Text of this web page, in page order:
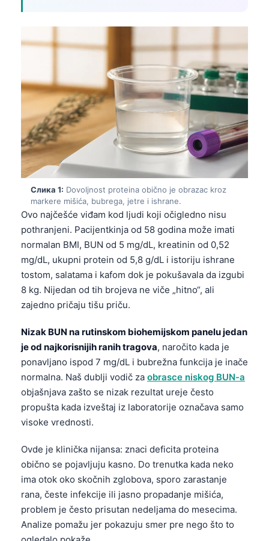
Слика 1: Dovoljnost proteina obično je obrazac kroz
markere mišića, bubrega, jetre i ishrane.
Ovo najčešće viđam kod ljudi koji očigledno nisu
pothranjeni. Pacijentkinja od 58 godina može imati
normalan BMI, BUN od 5 mg/dL, kreatinin od 0,52
mg/dL, ukupni protein od 5,8 g/dL i istoriju ishrane
tostom, salatama i kafom dok je pokušavala da izgubi
8 kg. Nijedan od tih brojeva ne viče „hitno“, ali
zajedno pričaju tišu priču.
Nizak BUN na rutinskom biohemijskom panelu jedan
je od najkorisnijih ranih tragova, naročito kada je
ponavljano ispod 7 mg/dL i bubrežna funkcija je inače
normalna. Naš dublji vodič za obrasce niskog BUN-a
objašnjava zašto se nizak rezultat ureje često
propušta kada izveštaj iz laboratorije označava samo
visoke vrednosti.
Ovdе je klinička nijansa: znaci deficita proteina
obično se pojavljuju kasno. Do trenutka kada neko
ima otok oko skočnih zglobova, sporo zarastanje
rana, česte infekcije ili jasno propadanje mišića,
problem je često prisutan nedeljama do mesecima.
Analize pomažu jer pokazuju smer pre nego što to